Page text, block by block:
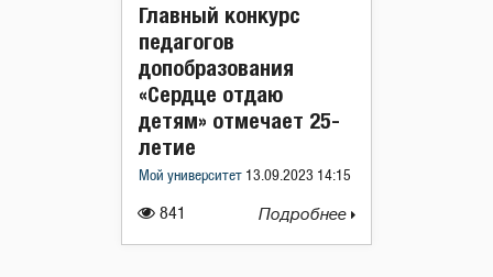
841
Главный конкурс
педагогов
допобразования
«Сердце отдаю
детям» отмечает 25-
летие
Мой университет 13.09.2023 14:15
Подробнее